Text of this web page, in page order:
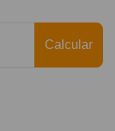
Calcular